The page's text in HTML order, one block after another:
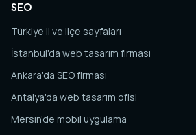
SEO
Türkiye il ve ilçe sayfaları
İstanbul'da web tasarım firması
Ankara'da SEO firması
Antalya'da web tasarım ofisi
Mersin'de mobil uygulama